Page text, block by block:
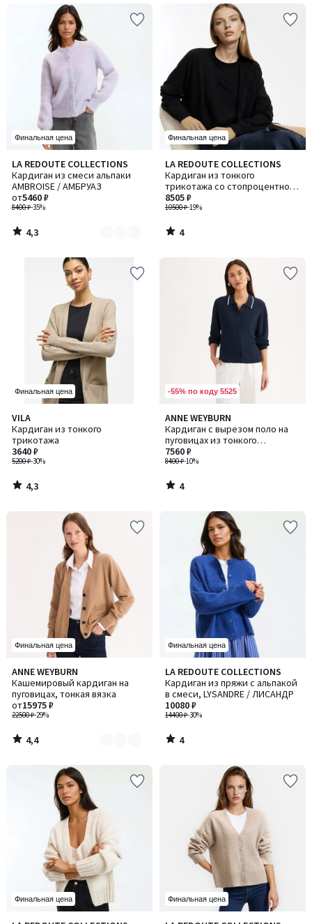
Финальная цена
LA REDOUTE COLLECTIONS
Кардиган из смеси альпаки
AMBROISE / АМБРУАЗ
8400 ₽-35%
от5460 ₽
4,3
/ 5
Количество
цветов:
4
4,3
/
Финальная цена
LA REDOUTE COLLECTIONS
Кардиган из тонкого
трикотажа со стопроцентной
шерстью и круглым вырезом
10500 ₽-19%
8505 ₽
4
/
5
4
/
Финальная цена
VILA
Кардиган из тонкого
трикотажа
5200 ₽-30%
3640 ₽
4,3
/ 5
4,3
/
-55% по коду 5525
ANNE WEYBURN
Кардиган с вырезом поло на
пуговицах из тонкого
трикотажа
8400 ₽-10%
7560 ₽
4
/
5
4
/
Финальная цена
ANNE WEYBURN
Кашемировый кардиган на
пуговицах, тонкая вязка
22500 ₽-29%
от15975 ₽
4,4
/ 5
Количество
цветов:
2
4,4
/
Финальная цена
LA REDOUTE COLLECTIONS
Кардиган из пряжи с альпакой
в смеси, LYSANDRE / ЛИСАНДР
14400 ₽-30%
10080 ₽
4
/
5
4
/
Финальная цена Финальная цена